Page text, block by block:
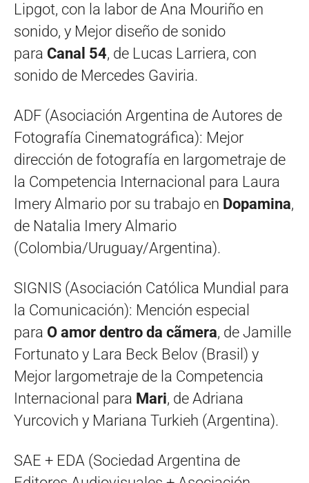
Lipgot, con la labor de Ana Mouriño en
sonido, y Mejor diseño de sonido
para Canal 54, de Lucas Larriera, con
sonido de Mercedes Gaviria.
ADF (Asociación Argentina de Autores de
Fotografía Cinematográfica): Mejor
dirección de fotografía en largometraje de
la Competencia Internacional para Laura
Imery Almario por su trabajo en Dopamina,
de Natalia Imery Almario
(Colombia/Uruguay/Argentina).
SIGNIS (Asociación Católica Mundial para
la Comunicación): Mención especial
para O amor dentro da cãmera, de Jamille
Fortunato y Lara Beck Belov (Brasil) y
Mejor largometraje de la Competencia
Internacional para Mari, de Adriana
Yurcovich y Mariana Turkieh (Argentina).
SAE + EDA (Sociedad Argentina de